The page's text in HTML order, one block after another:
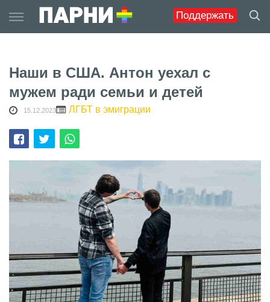
Поддержать
to
content
Наши в США. Антон уехал с
мужем ради семьи и детей
15.12.2023 ЛГБТ в эмиграции